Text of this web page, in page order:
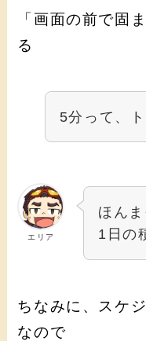
「画面の前で固
る
5分って、
エリア
ほん
1日の
ちなみに、スケ
なので